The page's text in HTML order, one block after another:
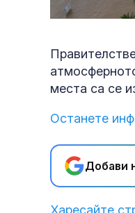
места са се
Останете
Добави
Харесайте